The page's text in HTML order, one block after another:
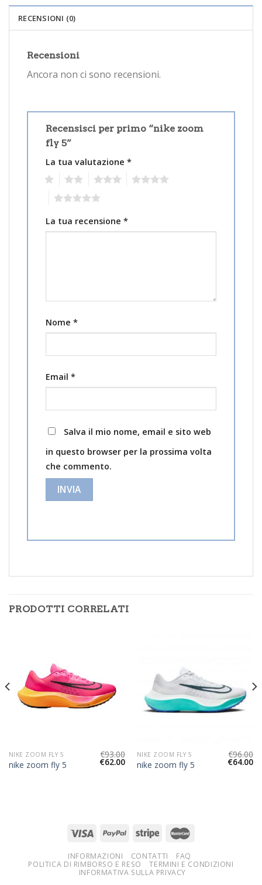
RECENSIONI (0)
Recensioni
Ancora non ci sono recensioni.
Recensisci per primo “nike zoom
fly 5”
La tua valutazione *
La tua recensione *
Nome *
Email *
Salva il mio nome, email e sito web
in questo browser per la prossima volta
che commento.
PRODOTTI CORRELATI
NIKE ZOOM FLY 5
nike zoom fly 5
€93.00
€62.00
NIKE ZOOM FLY 5
nike zoom fly 5
€96.00
€64.00
INFORMAZIONI CONTATTI
FAQ
POLITICA DI RIMBORSO E RESO
TERMINI E CONDIZIONI
INFORMATIVA SULLA PRIVACY